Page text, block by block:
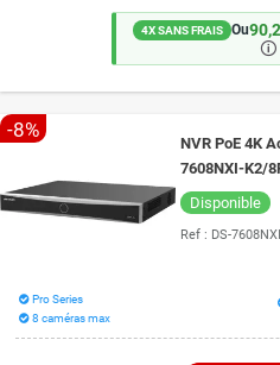
4X SANS FRAIS Ou
🛈
-8%
NVR PoE 4K
7608NXI-K2/
Disponible
Ref : DS-
Pro Series
8 caméras max